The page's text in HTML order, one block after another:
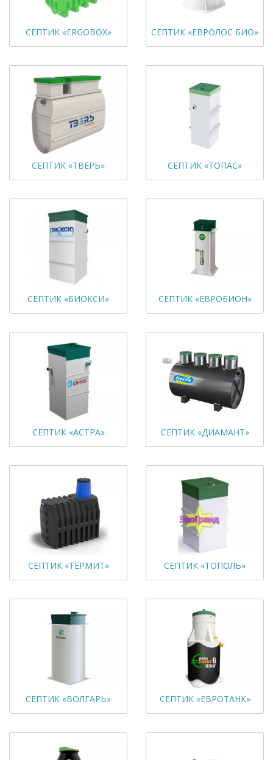
СЕПТИК «ERGOBOX» СЕПТИК «ЕВРОЛОС БИО»
СЕПТИК «ТВЕРЬ» СЕПТИК «ТОПАС»
СЕПТИК «БИОКСИ» СЕПТИК «ЕВРОБИОН»
СЕПТИК «АСТРА» СЕПТИК «ДИАМАНТ»
СЕПТИК «ТЕРМИТ» СЕПТИК «ТОПОЛЬ»
СЕПТИК «ВОЛГАРЬ» СЕПТИК «ЕВРОТАНК»